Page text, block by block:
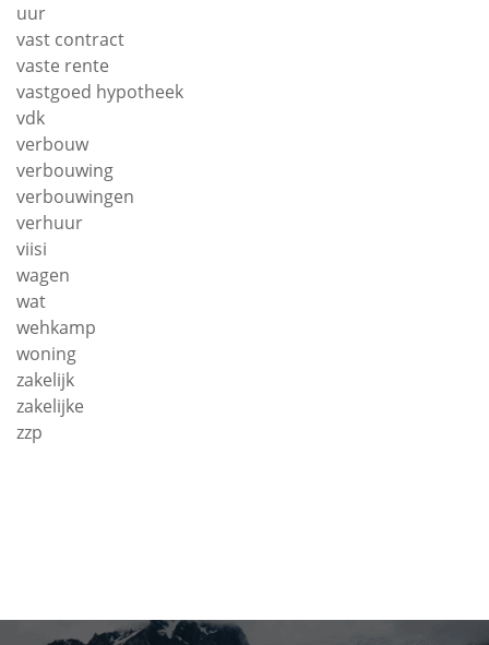
uur
vast contract
vaste rente
vastgoed hypotheek
vdk
verbouw
verbouwing
verbouwingen
verhuur
viisi
wagen
wat
wehkamp
woning
zakelijk
zakelijke
zzp